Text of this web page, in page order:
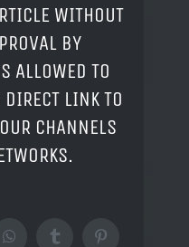
WITHOUT
BY
ALLOWED TO
LINK TO
CHANNELS
WhatsAppTumblrPinterest